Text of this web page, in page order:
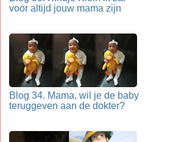
voor altijd jouw mama zijn
Blog 34. Mama, wil je de baby
teruggeven aan de dokter?